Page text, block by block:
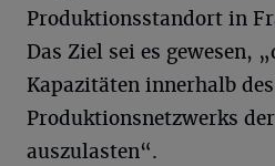
Produktionsstandort in
Das Ziel sei es gewesen,
Kapazitäten innerhalb des
Produktionsnetzwerks
auszulasten“.